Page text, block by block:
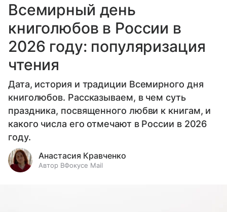
Всемирный день
книголюбов в России в
2026 году: популяризация
чтения
Дата, история и традиции Всемирного дня
книголюбов. Рассказываем, в чем суть
праздника, посвященного любви к книгам, и
какого числа его отмечают в России в 2026
году.
Анастасия Кравченко
Автор ВФокусе Mail